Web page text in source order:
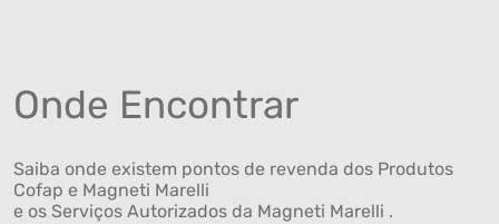
Onde Encontrar
Saiba onde existem pontos de revenda dos Produtos
Cofap e Magneti Marelli
e os Serviços Autorizados da Magneti Marelli .